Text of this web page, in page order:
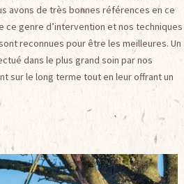
avons de très bonnes références en ce
ce genre d’intervention et nos techniques
reconnues pour être les meilleures. Un
dans le plus grand soin par nos
sur le long terme tout en leur offrant un